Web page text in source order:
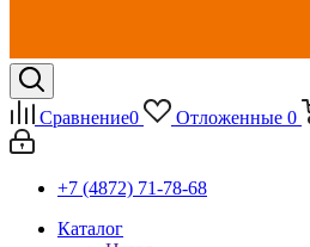
Сравнение0 Отложенные 0
+7 (4872) 71-78-68
Каталог